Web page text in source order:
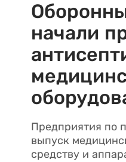
начали
Предприятия по
выпуск
средству и